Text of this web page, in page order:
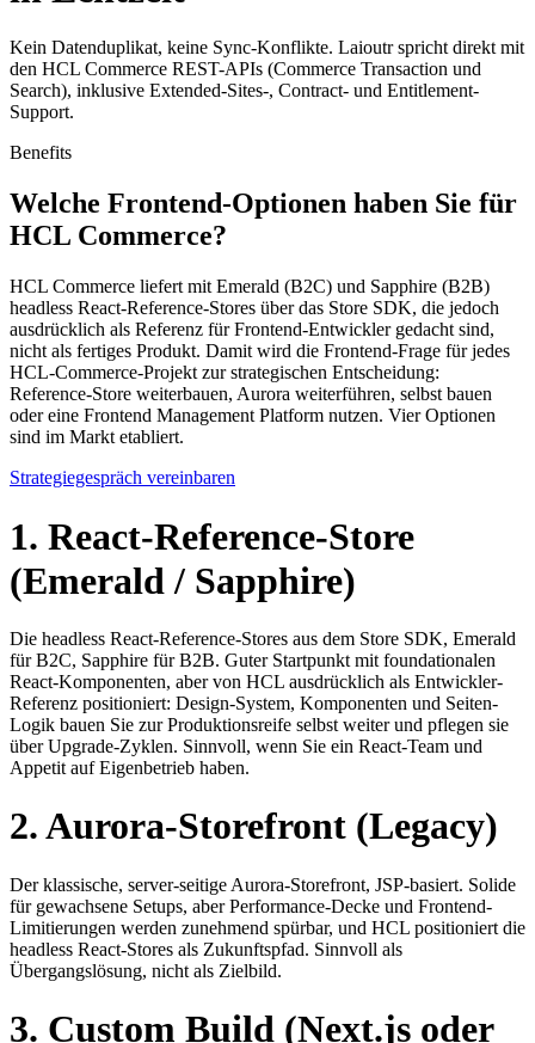
Kein Datenduplikat, keine Sync-Konflikte. Laioutr spricht direkt mit
den HCL Commerce REST-APIs (Commerce Transaction und
Search), inklusive Extended-Sites-, Contract- und Entitlement-
Support.
Benefits
Welche Frontend-Optionen haben Sie für
HCL Commerce?
HCL Commerce liefert mit Emerald (B2C) und Sapphire (B2B)
headless React-Reference-Stores über das Store SDK, die jedoch
ausdrücklich als Referenz für Frontend-Entwickler gedacht sind,
nicht als fertiges Produkt. Damit wird die Frontend-Frage für jedes
HCL-Commerce-Projekt zur strategischen Entscheidung:
Reference-Store weiterbauen, Aurora weiterführen, selbst bauen
oder eine Frontend Management Platform nutzen. Vier Optionen
sind im Markt etabliert.
Strategiegespräch vereinbaren
1. React-Reference-Store
(Emerald / Sapphire)
Die headless React-Reference-Stores aus dem Store SDK, Emerald
für B2C, Sapphire für B2B. Guter Startpunkt mit foundationalen
React-Komponenten, aber von HCL ausdrücklich als Entwickler-
Referenz positioniert: Design-System, Komponenten und Seiten-
Logik bauen Sie zur Produktionsreife selbst weiter und pflegen sie
über Upgrade-Zyklen. Sinnvoll, wenn Sie ein React-Team und
Appetit auf Eigenbetrieb haben.
2. Aurora-Storefront (Legacy)
Der klassische, server-seitige Aurora-Storefront, JSP-basiert. Solide
für gewachsene Setups, aber Performance-Decke und Frontend-
Limitierungen werden zunehmend spürbar, und HCL positioniert die
headless React-Stores als Zukunftspfad. Sinnvoll als
Übergangslösung, nicht als Zielbild.
3. Custom Build (Next.js oder